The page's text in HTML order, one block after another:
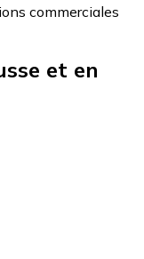
commerciales
et en